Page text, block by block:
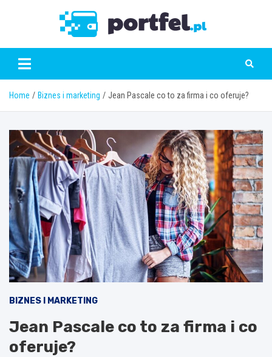
Home Biznes i marketing Jean Pascale co to za firma i co oferuje?
BIZNES I MARKETING
Jean Pascale co to za firma i co
oferuje?